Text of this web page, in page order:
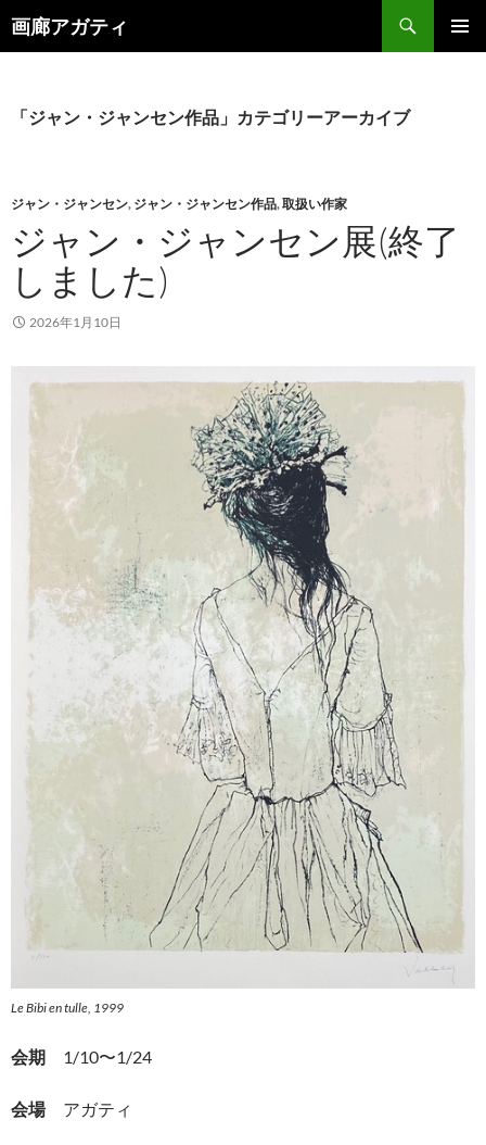
画廊アガティ
索
ン
キ
ッ
プ
「ジャン・ジャンセン作品」カテゴリーアーカイブ
ジャン・ジャンセン, ジャン・ジャンセン作品,取扱い作家
ジャン・ジャンセン展(終了
しました)
2026年1月10日
Le Bibi en tulle, 1999
会期 1/10〜1/24
会場アガティ